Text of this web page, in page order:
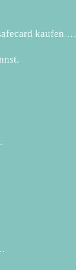
kaufen …